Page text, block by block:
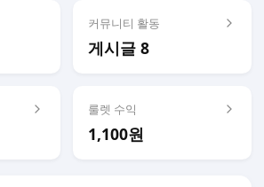
커뮤니티 활동
게시글 8
룰렛 수익
1,100원